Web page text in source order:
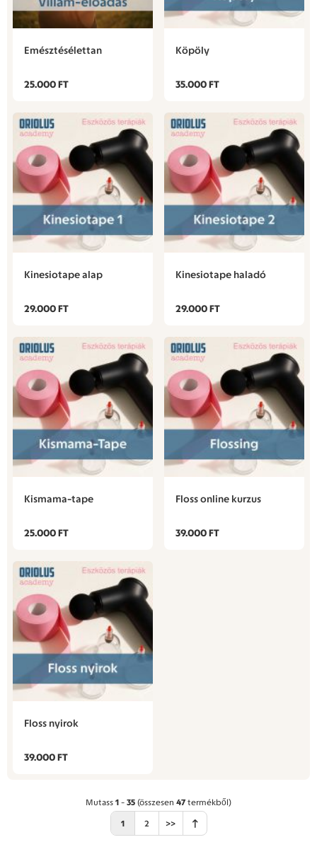
Emésztésélettan
25.000 FT
Köpöly
35.000 FT
Kinesiotape alap
29.000 FT
Kinesiotape haladó
29.000 FT
Kismama-tape
25.000 FT
Floss online kurzus
39.000 FT
Floss nyirok
39.000 FT
Mutass 1 - 35 (összesen 47termékből)
1 2 >>